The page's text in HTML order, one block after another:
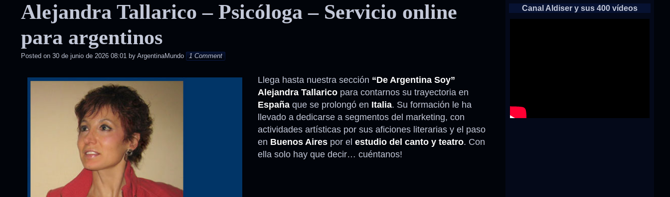
posted
in
Alejandra Tallarico – Psicóloga – Servicio online
para argentinos
Posted on 30 de junio de 2026 08:01 by ArgentinaMundo 1 Comment
Llega hasta nuestra sección “De Argentina Soy”
Alejandra Tallaricopara contarnos su trayectoria en
Españaque se prolongó en Italia. Su formación le ha
llevado a dedicarse a segmentos del marketing, con
actividades artísticas por sus aficiones literarias y el paso
en Buenos Airespor el estudio del canto y teatro. Con
ella solo hay que decir… cuéntanos!
Canal Aldiser y sus 400 vídeos